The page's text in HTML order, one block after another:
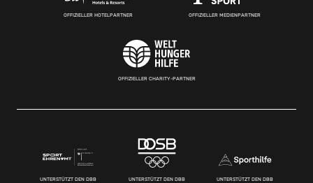
OFFIZIELLER HOTELPARTNER OFFIZIELLER MEDIENPARTNER
OFFIZIELLER CHARITY-PARTNER
UNTERSTÜTZT DEN DBB UNTERSTÜTZT DEN DBB UNTERSTÜTZT DEN DBB